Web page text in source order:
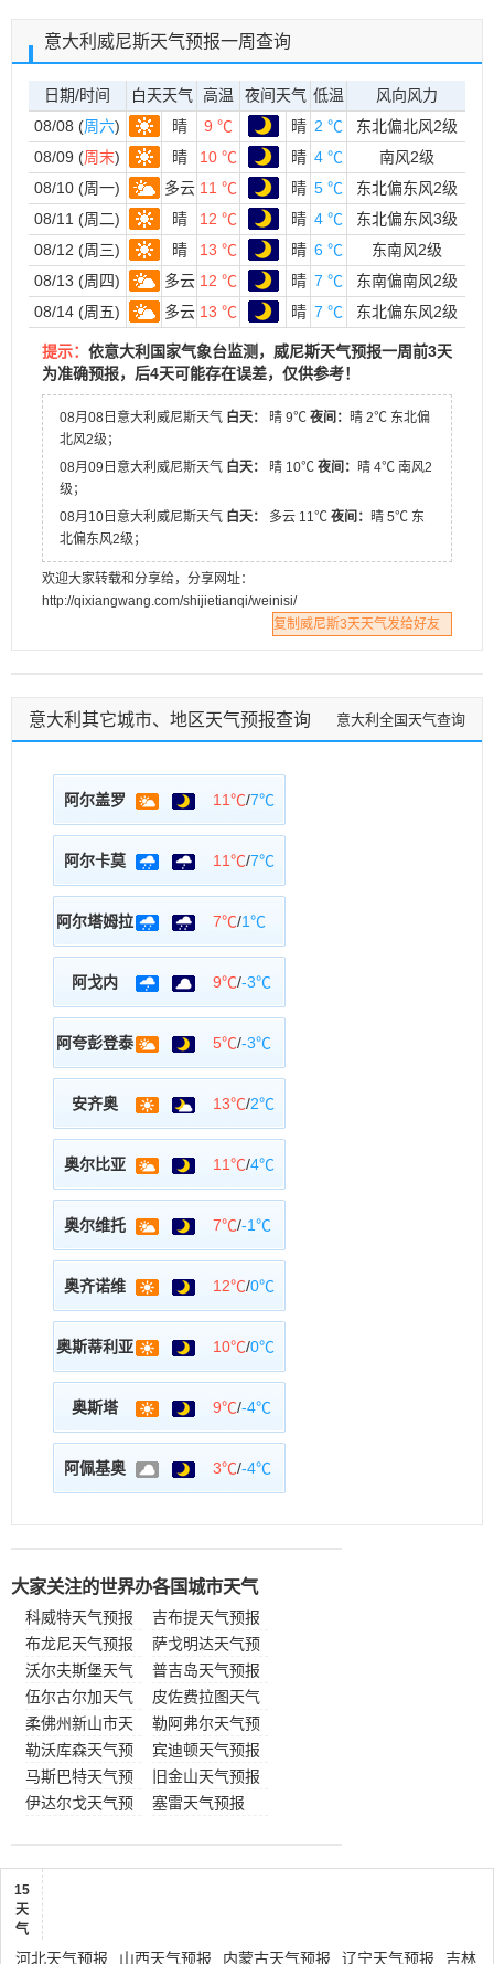
意大利威尼斯天气预报一周查询
日期/时间 白天天气 高温 夜间天气 低温
风向风力
08/08 (周六) 晴 9 ℃ 晴 2 ℃
东北偏北风2级
08/09 (周末) 晴 10 ℃ 晴 4 ℃
南风2级
08/10 (周一)
多云 11 ℃ 晴 5 ℃
东北偏东风2级
08/11 (周二)
晴 12 ℃ 晴 4 ℃
东北偏东风3级
08/12 (周三)
晴 13 ℃ 晴 6 ℃
东南风2级
08/13 (周四)
多云 12 ℃ 晴 7 ℃
东南偏南风2级
08/14 (周五)
多云 13 ℃ 晴 7 ℃ 东北偏东风2级
提示： 依意大利国家气象台监测，威尼斯天气预报一周前3天
为准确预报，后4天可能存在误差，仅供参考！
08月08日意大利威尼斯天气 白天： 晴 9℃ 夜间： 晴 2℃ 东北偏
北风2级；
08月09日意大利威尼斯天气 白天： 晴 10℃ 夜间： 晴 4℃ 南风2
级；
08月10日意大利威尼斯天气 白天： 多云 11℃ 夜间： 晴 5℃ 东
北偏东风2级；
欢迎大家转载和分享给，分享网址：
http://qixiangwang.com/shijietianqi/weinisi/
复制威尼斯3天天气发给好友
意大利其它城市、地区天气预报查询 意大利全国天气查询
阿尔盖罗 11℃/7℃
阿尔卡莫 11℃/7℃
阿尔塔姆拉 7℃/1℃
阿戈内 9℃/-3℃
阿夸彭登泰 5℃/-3℃
安齐奥 13℃/2℃
奥尔比亚 11℃/4℃
奥尔维托 7℃/-1℃
奥齐诺维 12℃/0℃
奥斯蒂利亚 10℃/0℃
奥斯塔 9℃/-4℃
阿佩基奥 3℃/-4℃
大家关注的世界办各国城市天气
科威特天气预报
吉布提天气预报
布龙尼天气预报
萨戈明达天气预
报
沃尔夫斯堡天气
预报
普吉岛天气预报
伍尔古尔加天气
预报
皮佐费拉图天气
预报
柔佛州新山市天
气预报
勒阿弗尔天气预
报
勒沃库森天气预
报
宾迪顿天气预报
马斯巴特天气预
报
旧金山天气预报
伊达尔戈天气预
塞雷天气预报
15
天
气
河北天气预报 山西天气预报 内蒙古天气预报 辽宁天气预报 吉林